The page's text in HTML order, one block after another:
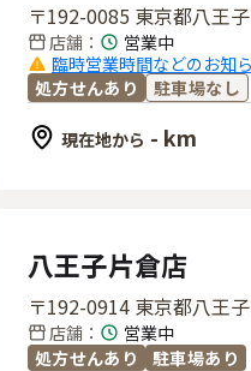
〒192-0085 東京都八王
店舗 ： 営業中
臨時営業時間などのお知
処方せんあり
駐車場なし
現在地から - km
八王子片倉店
〒192-0914 東京都八王
店舗 ： 営業中
処方せんあり
駐車場あり